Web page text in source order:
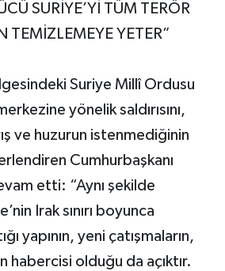
SURİYE’Yİ TÜM TERÖR
TEMİZLEMEYE YETER”
Suriye Millî Ordusu
yönelik saldırısını,
ve huzurun istenmediğinin
Cumhurbaşkanı
etti: “Aynı şekilde
Irak sınırı boyunca
yapının, yeni çatışmaların,
habercisi olduğu da açıktır.